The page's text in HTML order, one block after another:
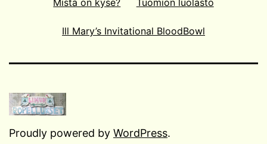
Ill Mary’s Invitational BloodBowl
Proudly powered by WordPress.